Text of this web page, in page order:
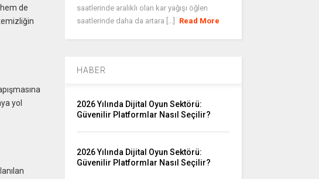
de
yol
saatlerinde aralıklı olan kar yağışı öğlen
saatlerinde daha da artara [...]
Read More
HABER
2026 Yılında Dijital Oyun Sektörü:
Güvenilir Platformlar Nasıl Seçilir?
2026 Yılında Dijital Oyun Sektörü:
Güvenilir Platformlar Nasıl Seçilir?